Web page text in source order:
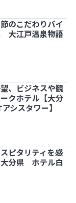
べっぷ地獄めぐり
キングが自慢【
のこだわりバイ
大江戸温泉物語
光に好立地のラ
、ビジネスや観
クホテル【大分
シスタワー】
じる老舗の温泉旅
ピタリティを感
大分県 ホテル白